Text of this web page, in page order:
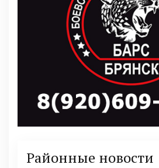
Районные новости